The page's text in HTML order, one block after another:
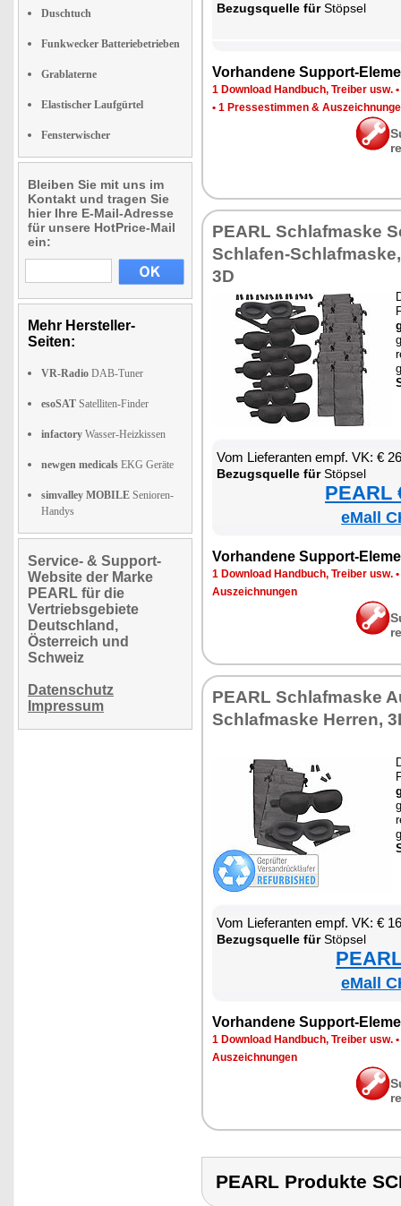
Duschtuch
Funkwecker Batteriebetrieben
Grablaterne
Elastischer Laufgürtel
Fensterwischer
Bleiben Sie mit uns im
Kontakt und tragen Sie
hier Ihre E-Mail-Adresse
für unsere HotPrice-Mail
ein:
Mehr Hersteller-
Seiten:
VR-Radio DAB-Tuner
esoSAT Satelliten-Finder
infactory Wasser-Heizkissen
newgen medicals EKG Geräte
simvalley MOBILE Senioren-
Handys
Service- & Support-
Website der Marke
PEARL für die
Vertriebsgebiete
Deutschland,
Österreich und
Schweiz
Datenschutz
Impressum
Be­zugs­quel­le fürStöp­sel
Vor­han­de­ne Sup­port-
1 Down­load Hand­buch, Trei­ber usw. •
• 1 Pres­se­stim­men &
PEARL Schlaf­mas­ke
Schla­fen-
3D
Vom Lie­fe­ran­ten empf. VK: €
Be­zugs­quel­le fürStöp­sel
PEARL
eMall
Vor­han­de­ne Sup­port-
1 Down­load Hand­buch, Trei­ber usw. •
Aus­zeich­nun­gen
PEARL Schlaf­mas­ke
Schlaf­mas­ke Her­ren,
Vom Lie­fe­ran­ten empf. VK: €
Be­zugs­quel­le fürStöp­sel
eMall
Vor­han­de­ne Sup­port-
1 Down­load Hand­buch, Trei­ber usw. •
Aus­zeich­nun­gen
PEARL Produkte